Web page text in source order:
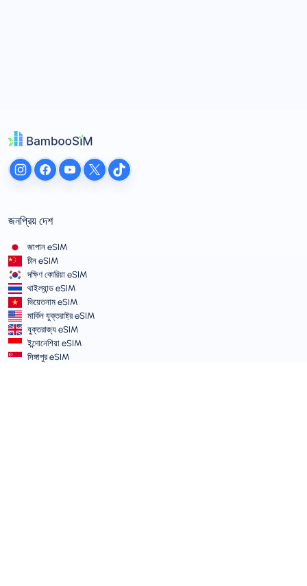
জনপ্রিয় দেশ
জাপান eSIM
চীন eSIM
দক্ষিণ কোরিয়া eSIM
থাইল্যান্ড eSIM
ভিয়েতনাম eSIM
মার্কিন যুক্তরাষ্ট্র eSIM
যুক্তরাজ্য eSIM
ইন্দোনেশিয়া eSIM
সিঙ্গাপুর eSIM